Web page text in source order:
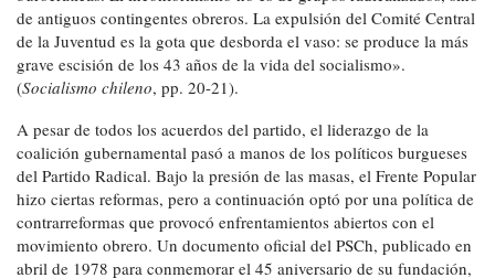
de antiguos contingentes obreros. La expulsión del Comité Central
de la Juventud es la gota que desborda el vaso: se produce la más
grave escisión de los 43 años de la vida del socialismo».
(Socialismo chileno, pp. 20-21).
A pesar de todos los acuerdos del partido, el liderazgo de la
coalición gubernamental pasó a manos de los políticos burgueses
del Partido Radical. Bajo la presión de las masas, el Frente Popular
hizo ciertas reformas, pero a continuación optó por una política de
contrarreformas que provocó enfrentamientos abiertos con el
movimiento obrero. Un documento oficial del PSCh, publicado en
abril de 1978 para conmemorar el 45 aniversario de su fundación,